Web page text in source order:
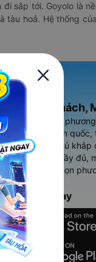
đi sắp tới. Goyolo là
tàu hoả. Hệ thống
vé Xe khách,
đặt vé đa
đường toàn
xe du lịch phủ khắp
thị thông tin đầy đủ,
sánh và lựa chọn
nhất.
Vexere ngay